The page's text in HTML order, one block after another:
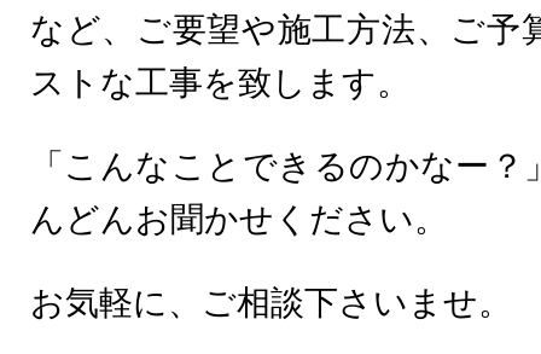
など、ご要望や施工方法、ご予
ストな工事を致します。
「こんなことできるのかなー
んどんお聞かせください。
お気軽に、ご相談下さいませ。